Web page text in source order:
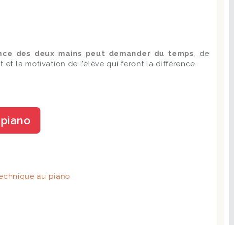
des deux mains peut demander du temps, de
et la motivation de l’élève qui feront la différence.
au piano